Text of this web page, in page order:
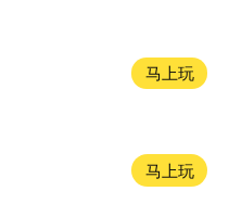
马上玩
马上玩